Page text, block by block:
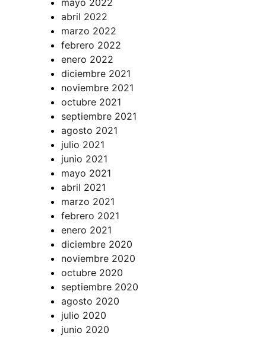
abril 2022
marzo 2022
febrero 2022
enero 2022
diciembre 2021
noviembre 2021
octubre 2021
septiembre 2021
agosto 2021
julio 2021
junio 2021
mayo 2021
abril 2021
marzo 2021
febrero 2021
enero 2021
diciembre 2020
noviembre 2020
octubre 2020
septiembre 2020
agosto 2020
julio 2020
junio 2020